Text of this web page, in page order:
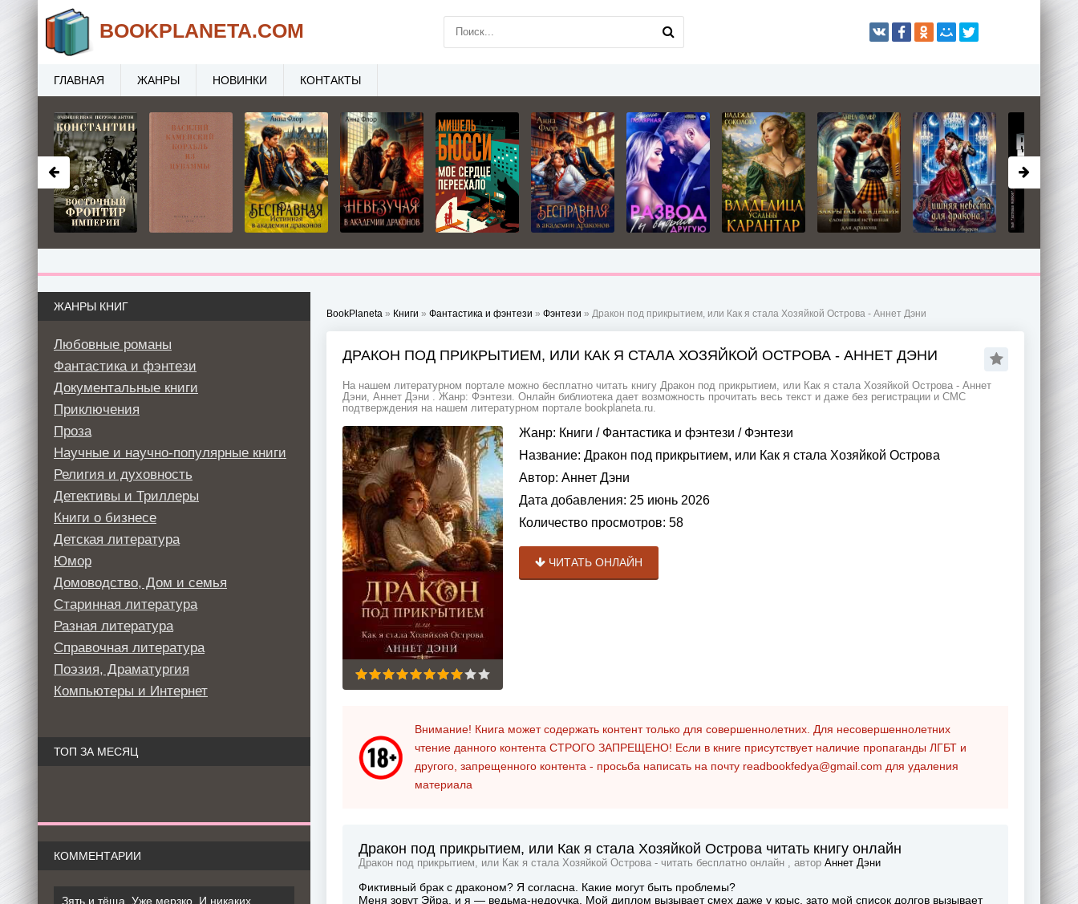
BookPlaneta » Книги » Фантастика и фэнтези » Фэнтези » Дракон под прикрытием, или Как я стала Хозяйкой Острова - Аннет Дэни
ДРАКОН ПОД ПРИКРЫТИЕМ, ИЛИ КАК Я СТАЛА ХОЗЯЙКОЙ ОСТРОВА - АННЕТ ДЭНИ
На нашем литературном портале можно бесплатно читать книгу Дракон под прикрытием, или Как я стала Хозяйкой Острова - Аннет
Дэни, Аннет Дэни . Жанр: Фэнтези. Онлайн библиотека дает возможность прочитать весь текст и даже без регистрации и СМС
подтверждения на нашем литературном портале bookplaneta.ru.
Жанр: Книги / Фантастика и фэнтези / Фэнтези
Название: Дракон под прикрытием, или Как я стала Хозяйкой Острова
Автор: Аннет Дэни
Дата добавления: 25 июнь 2026
Количество просмотров: 58
ЧИТАТЬ ОНЛАЙН
Внимание! Книга может содержать контент только для совершеннолетних. Для несовершеннолетних
чтение данного контента СТРОГО ЗАПРЕЩЕНО! Если в книге присутствует наличие пропаганды ЛГБТ и
другого, запрещенного контента - просьба написать на почту readbookfedya@gmail.com для удаления
материала
Дракон под прикрытием, или Как я стала Хозяйкой Острова читать книгу онлайн
Дракон под прикрытием, или Как я стала Хозяйкой Острова - читать бесплатно онлайн , автор Аннет Дэни
Фиктивный брак с драконом? Я согласна. Какие могут быть проблемы?
Меня зовут Эйра, и я — ведьма-недоучка. Мой диплом вызывает смех даже у крыс, зато мой список долгов вызывает
ЖАНРЫ КНИГ
Любовные романы
Фантастика и фэнтези
Документальные книги
Приключения
Проза
Научные и научно-популярные книги
Религия и духовность
Детективы и Триллеры
Книги о бизнесе
Детская литература
Юмор
Домоводство, Дом и семья
Старинная литература
Разная литература
Справочная литература
Поэзия, Драматургия
Компьютеры и Интернет
ТОП ЗА МЕСЯЦ
КОММЕНТАРИИ
Зять и тёща. Уже мерзко. И никаких
BOOKPLANETA.COM
ГЛАВНАЯ ЖАНРЫ НОВИНКИ КОНТАКТЫ